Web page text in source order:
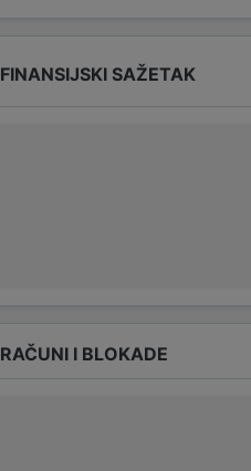
FINANSIJSKI SAŽETAK
RAČUNI I BLOKADE